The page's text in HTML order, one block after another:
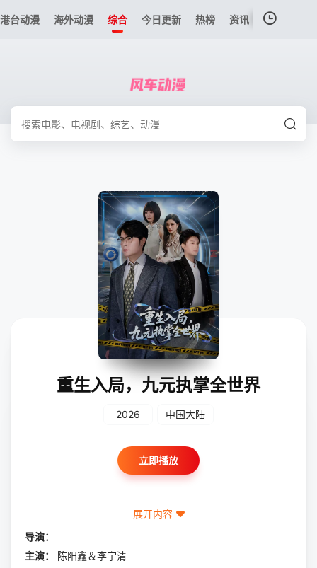
港台动漫 海外动漫 综合 今日更新 热榜 资讯
重生入局，九元执掌全世界
2026 中国大陆
立即播放
展开内容
导演：
主演：
陈阳鑫＆李宇清